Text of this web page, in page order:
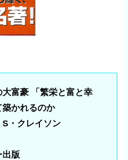
富豪 「繁栄と富と幸
かれるのか
・クレイソン
出版